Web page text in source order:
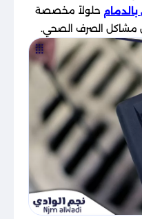
حلولاً مخصصة
مشاكل الصرف الصحي.